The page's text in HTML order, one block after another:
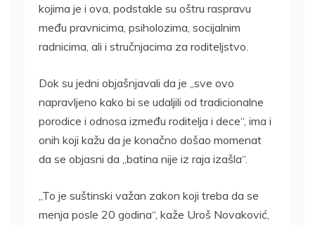
kojima je i ova, podstakle su oštru raspravu
među pravnicima, psiholozima, socijalnim
radnicima, ali i stručnjacima za roditeljstvo.
Dok su jedni objašnjavali da je „sve ovo
napravljeno kako bi se udaljili od tradicionalne
porodice i odnosa između roditelja i dece“, ima i
onih koji kažu da je konačno došao momenat
da se objasni da „batina nije iz raja izašla“.
„To je suštinski važan zakon koji treba da se
menja posle 20 godina“, kaže Uroš Novaković,